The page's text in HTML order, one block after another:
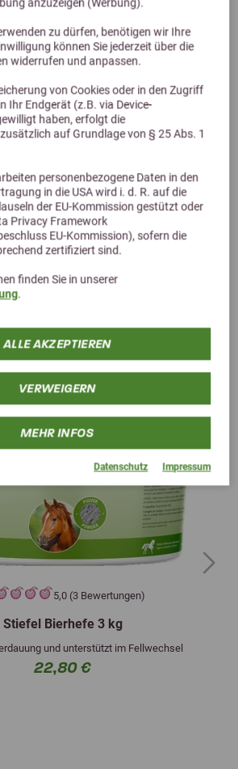
anzuzeigen (Werbung).
zu dürfen, benötigen wir Ihre
können Sie jederzeit über die
widerrufen und anpassen.
von Cookies oder in den Zugriff
Ihr Endgerät (z.B. via Device-
haben, erfolgt die
auf Grundlage von § 25 Abs. 1
personenbezogene Daten in den
in die USA wird i. d. R. auf die
der EU-Kommission gestützt oder
Privacy Framework
EU-Kommission), sofern die
zertifiziert sind.
finden Sie in unserer
.
ALLE AKZEPTIEREN
VERWEIGERN
MEHR INFOS
Datenschutz Impressum
24,69 €
Produkte
5,0 (3 Bewertungen)
Stiefel Bierhefe 3 kg
und unterstützt im Fellwechsel
22,80 €
Next